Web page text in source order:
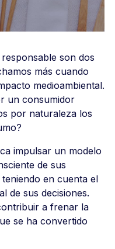
son dos
más cuando
medioambiental.
un consumidor
por naturaleza los
impulsar un modelo
de sus
en cuenta el
de sus decisiones.
a frenar la
se ha convertido